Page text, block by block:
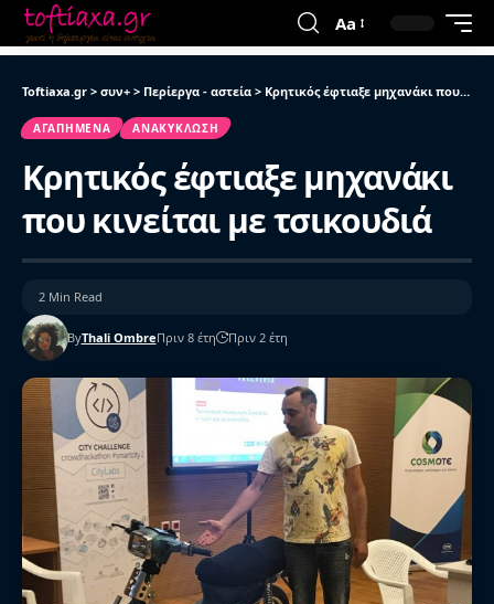
Aa
Toftiaxa.gr > συν+ > Περίεργα - αστεία > Κρητικός έφτιαξε μηχανάκι που κινείται με τσικουδιά
ΑΓΑΠΗΜΈΝΑ ΑΝΑΚΎΚΛΩΣΗ
Κρητικός έφτιαξε μηχανάκι
που κινείται με τσικουδιά
ByThali OmbreΠριν 8 έτη Πριν 2 έτη
2 Min Read